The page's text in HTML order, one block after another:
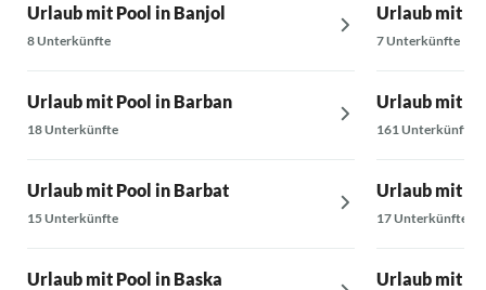
Wir
Urlaub mit Pool in Banjol
8 Unterkünfte
Urlaub mit Pool in Barban
18 Unterkünfte
Urlaub mit Pool in Barbat
15 Unterkünfte
Urlaub mit Pool in Baska
Urlaub mit
7 Unterkünfte
Urlaub mit
161 Unterkünfte
Urlaub mit
17 Unterkünfte
Urlaub mit